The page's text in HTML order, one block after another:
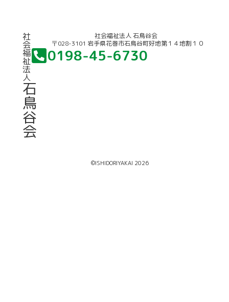
社
会
福
祉
法
人
石
鳥
谷
会
社会福祉法人 石鳥谷会
〒028-3101 岩手県花巻市石鳥谷町好地第１４地割１０
0198-45-6730
©ISHIDORIYAKAI 2026